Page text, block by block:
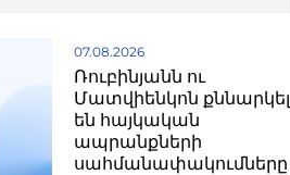
07.08.2026
Ռուբինյանն ու
Մատվիենկոն քննարկել
են հայկական
ապրանքների
սահմանափակումները